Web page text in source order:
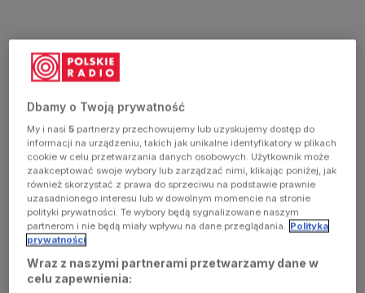
Dbamy o Twoją prywatność
My i nasi5 partnerzy przechowujemy lub uzyskujemy dostęp do
informacji na urządzeniu, takich jak unikalne identyfikatory w plikach
cookie w celu przetwarzania danych osobowych. Użytkownik może
zaakceptować swoje wybory lub zarządzać nimi, klikając poniżej, jak
również skorzystać z prawa do sprzeciwu na podstawie prawnie
uzasadnionego interesu lub w dowolnym momencie na stronie
polityki prywatności. Te wybory będą sygnalizowane naszym
partnerom i nie będą miały wpływu na dane przeglądania. Polityka
prywatności
Wraz z naszymi partnerami przetwarzamy dane w
celu zapewnienia: